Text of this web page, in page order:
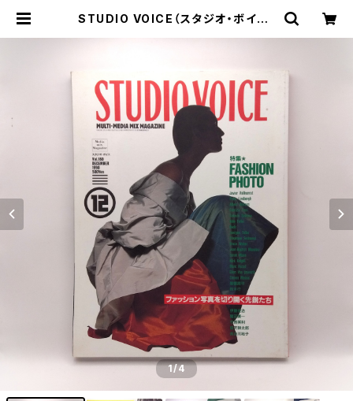
STUDIO VOICE（スタジオ・ボイス）
1/4